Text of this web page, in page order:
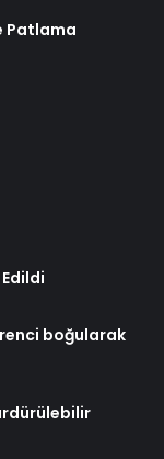
Patlama
boğularak